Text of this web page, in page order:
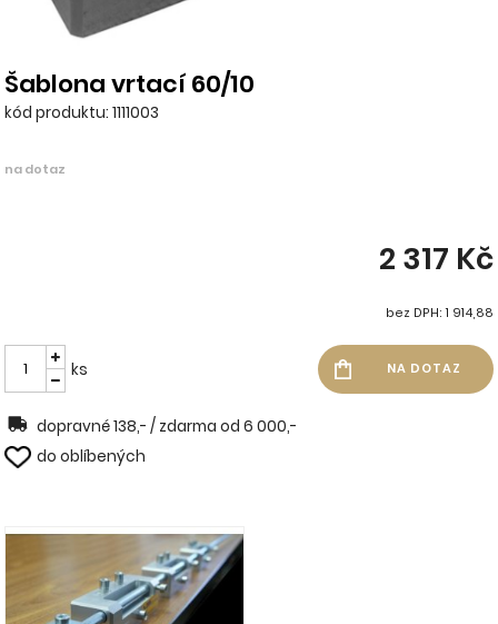
Šablona vrtací 60/10
kód produktu: 1111003
na dotaz
2 317 Kč
bez DPH: 1 914,88
ks
dopravné 138,- / zdarma od 6 000,-
do oblíbených